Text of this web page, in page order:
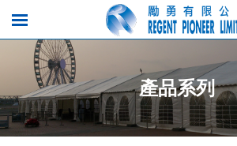
產品系列